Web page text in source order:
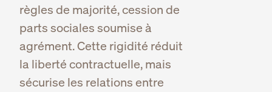
règles de majorité, cession de
parts sociales soumise à
agrément. Cette rigidité réduit
la liberté contractuelle, mais
sécurise les relations entre